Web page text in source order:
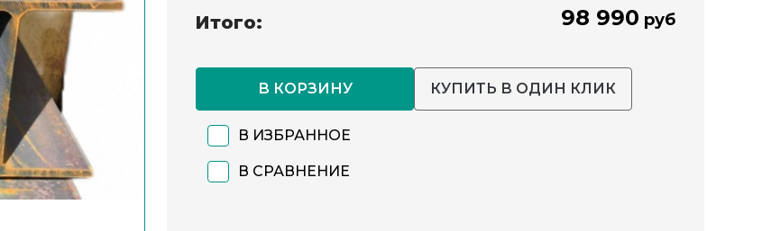
Итого: 98 990 руб
В КОРЗИНУ КУПИТЬ В ОДИН КЛИК
В ИЗБРАННОЕ
В СРАВНЕНИЕ